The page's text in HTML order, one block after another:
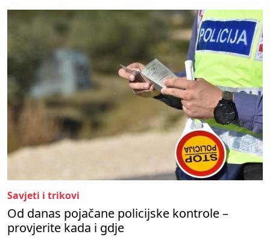
Savjeti i trikovi
Od danas pojačane policijske kontrole –
provjerite kada i gdje